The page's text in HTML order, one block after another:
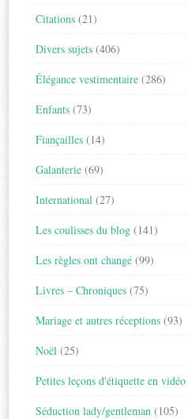
Citations (21)
Divers sujets (406)
Élégance vestimentaire (286)
Enfants (73)
Fiançailles (14)
Galanterie (69)
International (27)
Les coulisses du blog (141)
Les règles ont changé (99)
Livres – Chroniques (75)
Mariage et autres réceptions (93)
Noël (25)
Petites leçons d'étiquette en vidéo
Séduction lady/gentleman (105)